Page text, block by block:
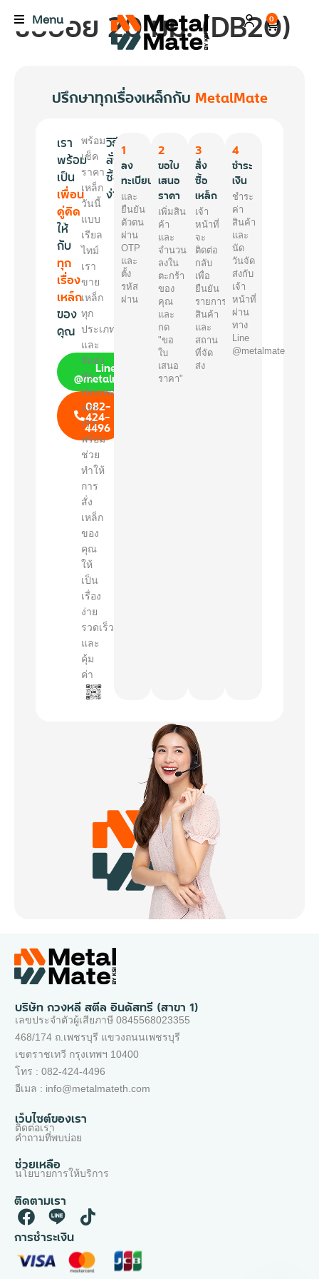
Menu 0
ข้ออ้อย 20 มม. (DB20)
ปรึกษาทุกเรื่องเหล็กกับ MetalMate
เรา
พร้อม
เป็น
เพื่อน
คู่คิด
ให้
กับ
ทุก
เรื่อง
เหล็ก
ของ
คุณ
Line
@metalmate
082-
424-
4496
พร้อม
เช็ค
ราคา
เหล็ก
วันนี้
แบบ
เรียล
ไทม์
เรา
ขาย
เหล็ก
ทุก
ประเภท
และ
จัดส่ง
ทั่ว
ประเทศ
และ
เรา
พร้อม
ช่วย
ทำให้
การ
สั่ง
เหล็ก
ของ
คุณ
ให้
เป็น
เรื่อง
ง่าย
รวดเร็ว
และ
คุ้ม
ค่า
วิธี
สั่ง
ซื้อ
ง่ายๆ
1
ลง
ทะเบียน
และ
ยืนยัน
ตัวตน
ผ่าน
OTP
และ
ตั้ง
รหัส
ผ่าน
2
ขอใบ
เสนอ
ราคา
เพิ่มสิน
ค้า
และ
จำนวน
ลงใน
ตะกร้า
ของ
คุณ
และ
กด
"ขอ
ใบ
เสนอ
ราคา"
3
สั่ง
ซื้อ
เหล็ก
เจ้า
หน้าที่
จะ
ติดต่อ
กลับ
เพื่อ
ยืนยัน
รายการ
สินค้า
และ
สถาน
ที่จัด
ส่ง
4
ชำระ
เงิน
ชำระ
ค่า
สินค้า
และ
นัด
วันจัด
ส่งกับ
เจ้า
หน้าที่
ผ่าน
ทาง
Line
@metalmate
บริษัท กวงหลี สตีล อินดัสทรี (สาขา 1)
เลขประจำตัวผู้เสียภาษี 0845568023355
468/174 ถ.เพชรบุรี แขวงถนนเพชรบุรี
เขตราชเทวี กรุงเทพฯ 10400
โทร : 082-424-4496
อีเมล : info@metalmateth.com
เว็บไซต์ของเรา
ติดต่อเรา
คำถามที่พบบ่อย
ช่วยเหลือ
นโยบายการให้บริการ
ติดตามเรา
การชำระเงิน